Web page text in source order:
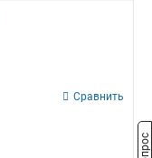
Сравнить